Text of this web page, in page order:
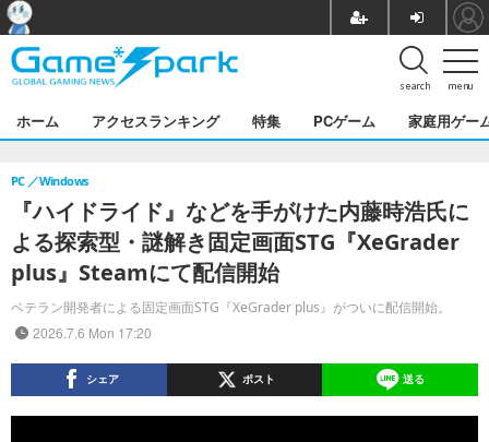
menu
search
ホーム アクセスランキング 特集 PCゲーム 家庭用ゲー
『ハイドライド』などを手がけた内藤時浩氏に
よる探索型・謎解き固定画面STG『XeGrader
plus』Steamにて配信開始
ベテラン開発者による固定画面STG『XeGrader plus』がついに配信開始。
PC Windows
2026.7.6 Mon 17:20
シェア ポスト 送る